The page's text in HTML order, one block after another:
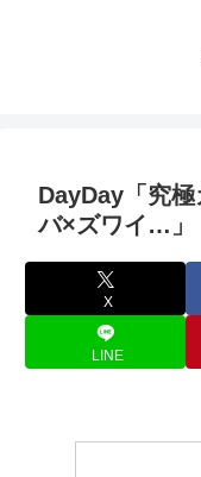
DayDay「究
バ×ズワイ…」
X
LINE